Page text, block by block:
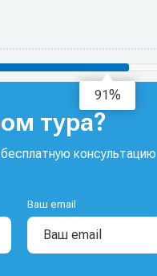
тура?
консультацию
Ваш email